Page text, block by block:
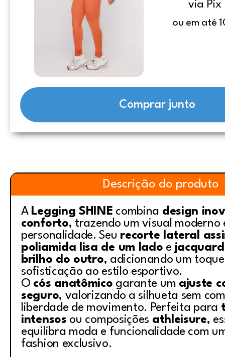
via Pix
ou em até
Comprar junto
Descrição do produto
A Legging SHINE combina design
conforto, trazendo um visual moderno
personalidade. Seu recorte lateral
poliamida lisa de um lado e
brilho do outro, adicionando um
sofisticação ao estilo esportivo.
O cós anatômico garante um ajuste
seguro, valorizando a silhueta sem
liberdade de movimento. Perfeita para
intensos ou composições athleisure,
equilibra moda e funcionalidade com
fashion exclusivo.